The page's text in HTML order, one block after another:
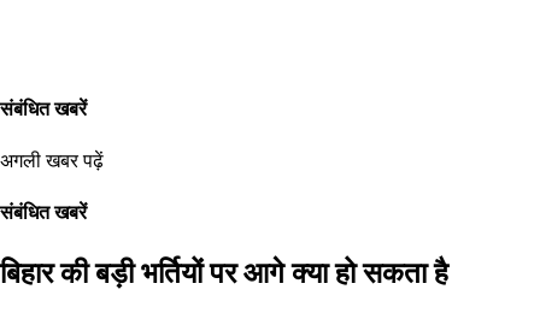
संबंधित खबरें
अगली खबर पढ़ें
संबंधित खबरें
बिहार की बड़ी भर्तियों पर आगे क्या हो सकता है